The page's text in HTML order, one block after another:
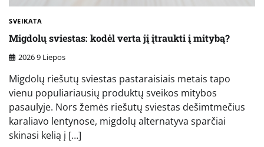
SVEIKATA
Migdolų sviestas: kodėl verta jį įtraukti į mitybą?
2026 9 Liepos
Migdolų riešutų sviestas pastaraisiais metais tapo
vienu populiariausių produktų sveikos mitybos
pasaulyje. Nors žemės riešutų sviestas dešimtmečius
karaliavo lentynose, migdolų alternatyva sparčiai
skinasi kelią į […]